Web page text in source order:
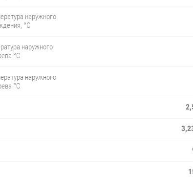
наружного
°С
наружного
°С
наружного
°С